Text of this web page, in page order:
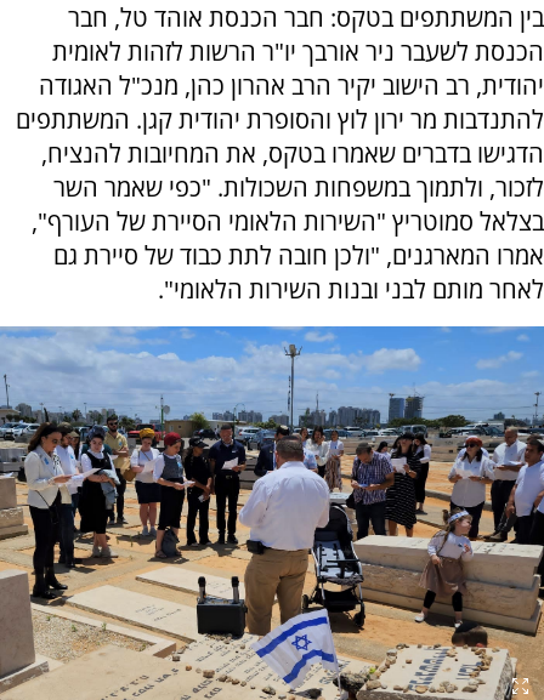
בין המשתתפים בטקס: חבר הכנסת אוהד טל, חבר
הכנסת לשעבר ניר אורבך יו"ר הרשות לזהות לאומית
יהודית, רב הישוב יקיר הרב אהרון כהן, מנכ"ל האגודה
להתנדבות מר ירון לוץ והסופרת יהודית קגן. המשתתפים
הדגישו בדברים שאמרו בטקס, את המחיובות להנציח,
לזכור, ולתמוך במשפחות השכולות. "כפי שאמר השר
בצלאל סמוטריץ "השירות הלאומי הסיירת של העורף",
אמרו המארגנים, "ולכן חובה לתת כבוד של סיירת גם
לאחר מותם לבני ובנות השירות הלאומי".